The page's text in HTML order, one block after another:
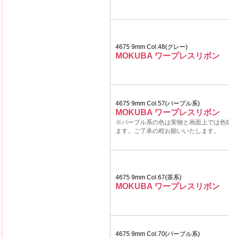
4675 9mm Col.48(グレー)
MOKUBA ワープレスリボン
4675 9mm Col.57(パープル系)
MOKUBA ワープレスリボン
※パープル系の色は実物と画面上では色
ます。ご了承の程お願いいたします。
4675 9mm Col.67(茶系)
MOKUBA ワープレスリボン
4675 9mm Col.70(パープル系)